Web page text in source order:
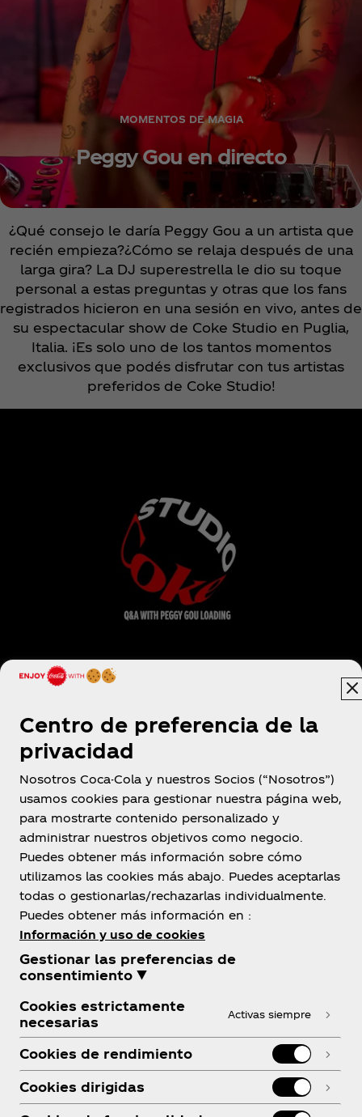
MOMENTOS DE MAGIA
Peggy Gou en directo
¿Qué consejo le daría Peggy Gou a un artista que
recién empieza?¿Cómo se relaja después de una
larga gira? La DJ superestrella le dio su toque
personal a estas preguntas y otras que los fans
registrados hicieron en una sesión en vivo, antes de
su espectacular show de Coke Studio en Puglia,
Italia. ¡Es solo uno de los tantos momentos
exclusivos que podés disfrutar con tus artistas
preferidos de Coke Studio!
Argentina
Sobre Nosotros
Legal
Centro de preferencia de la
privacidad
Nosotros Coca-Cola y nuestros Socios (“Nosotros”)
usamos cookies para gestionar nuestra página web,
para mostrarte contenido personalizado y
administrar nuestros objetivos como negocio.
Puedes obtener más información sobre cómo
utilizamos las cookies más abajo. Puedes aceptarlas
todas o gestionarlas/rechazarlas individualmente.
Puedes obtener más información en :
Información y uso de cookies
Gestionar las preferencias de
consentimiento ▼
Cookies estrictamente
necesarias
Activas siempre
Cookies de rendimiento
Cookies dirigidas